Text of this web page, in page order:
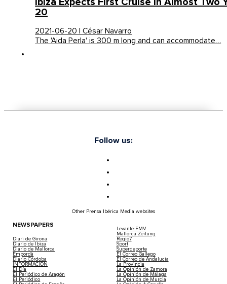
Ibiza Expects First Cruise In Almost Two
20
2021-06-20 | César Navarro
The 'Aida Perla' is 300 m long and can accommodate…
Follow us:
Other Prensa Ibérica Media websites
NEWSPAPERS
Diari de Girona
Diario de Ibiza
Diario de Mallorca
Empordà
Diario Córdoba
INFORMACIÓN
El Día
El Periódico de Aragón
El Periódico
Levante-EMV
Mallorca Zeitung
Regio7
Sport
Superdeporte
El Correo Gallego
El Correo de Andalucía
La Provincia
La Opinión de Zamora
La Opinión de Málaga
La Opinión de Murcia